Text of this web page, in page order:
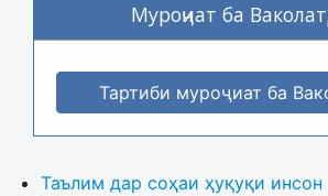
Муроҷиат ба
Тартиби муроҷиат ба
Таълим дар соҳаи ҳуқуқи инсон